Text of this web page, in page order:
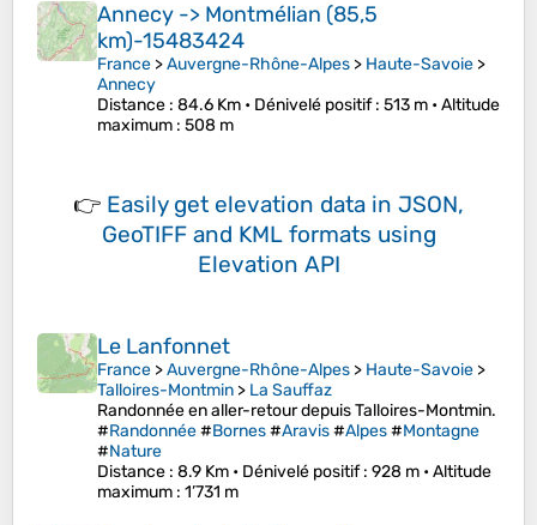
Annecy -> Montmélian (85,5
km)-15483424
France >Auvergne-Rhône-Alpes > Haute-Savoie >
Annecy
Distance : 84.6 Km • Dénivelé positif: 513 m •Altitude
maximum : 508 m
👉 Easily get elevation data in JSON,
GeoTIFF and KML formats using
Elevation API
Le Lanfonnet
France >Auvergne-Rhône-Alpes > Haute-Savoie >
Talloires-Montmin > La Sauffaz
Randonnée en aller-retour depuis Talloires-Montmin.
#Randonnée#Bornes#Aravis#Alpes#Montagne
#Nature
Distance : 8.9 Km • Dénivelé positif: 928 m •Altitude
maximum : 1’731 m